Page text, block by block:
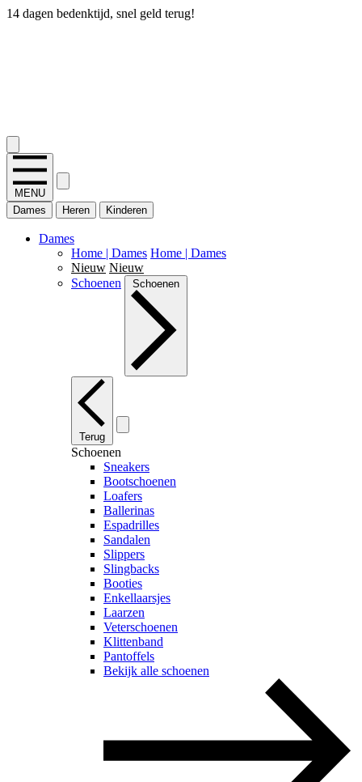
14 dagen bedenktijd, snel geld terug!
MENU
Dames
Heren Kinderen
Dames
Home | Dames Home | Dames
Nieuw Nieuw
Schoenen
Schoenen
Terug
Schoenen
Sneakers
Bootschoenen
Loafers
Ballerinas
Espadrilles
Sandalen
Slippers
Slingbacks
Booties
Enkellaarsjes
Laarzen
Veterschoenen
Klittenband
Pantoffels
Bekijk alle schoenen